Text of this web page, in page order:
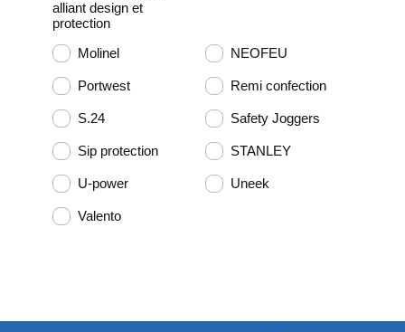
alliant design et
protection
Molinel NEOFEU
Portwest Remi confection
S.24 Safety Joggers
Sip protection STANLEY
U-power Uneek
Valento